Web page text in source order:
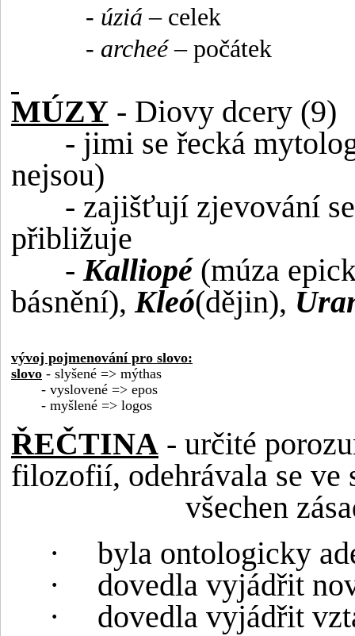
- úziá– celek
- archeé– počátek
MÚZY - Diovy dcery (9)
- jimi se řecká
nejsou)
- zajišťují zjevování
přibližuje
-Kalliopé(múza
básnění),Kleó(dějin),
vývoj pojmenování pro slovo:
slovo - slyšené => mýthas
- vyslovené => epos
- myšlené => logos
ŘEČTINA - určité
filozofií, odehrávala se ve
všechen
·
byla ontologicky
·
dovedla vyjádřit
·
dovedla vyjádřit